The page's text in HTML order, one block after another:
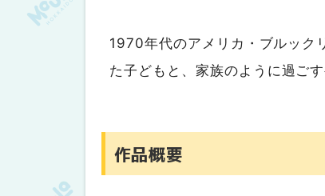
1970年代のアメリカ・ブルック
た子どもと、家族のように過ごす
作品概要